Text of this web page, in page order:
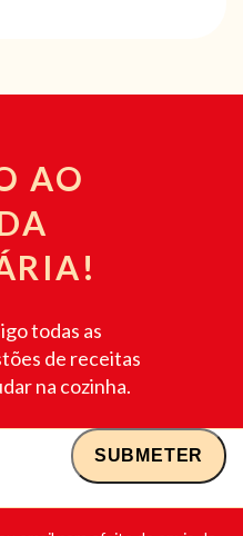
AO
todas as
de receitas
na cozinha.